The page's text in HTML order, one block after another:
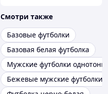
Смотри также
Базовые футболки
Базовая белая футболка
Мужские футболки
Бежевые мужские футболки